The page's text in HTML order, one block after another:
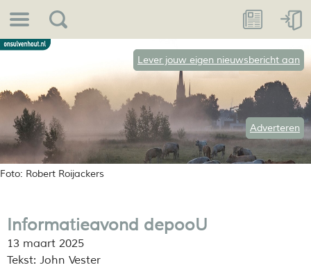
Foto: Robert Roijackers
Lever jouw eigen nieuwsbericht aan
Adverteren
Informatieavond depooU
13 maart 2025
Tekst: John Vester